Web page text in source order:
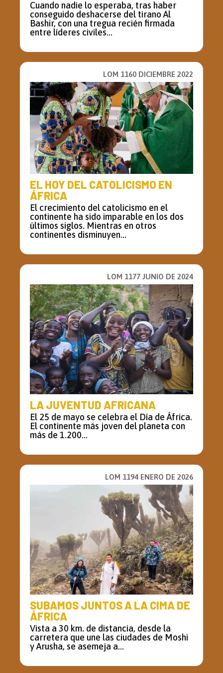
Cuando nadie lo esperaba, tras haber
conseguido deshacerse del tirano Al
Bashir, con una tregua recién firmada
entre líderes civiles...
LOM 1160 DICIEMBRE 2022
EL HOY DEL CATOLICISMO EN
ÁFRICA
El crecimiento del catolicismo en el
continente ha sido imparable en los dos
últimos siglos. Mientras en otros
continentes disminuyen...
LOM 1177 JUNIO DE 2024
LA JUVENTUD AFRICANA
El 25 de mayo se celebra el Día de África.
El continente más joven del planeta con
más de 1.200...
LOM 1194 ENERO DE 2026
SUBAMOS JUNTOS A LA CIMA DE
ÁFRICA
Vista a 30 km. de distancia, desde la
carretera que une las ciudades de Moshi
y Arusha, se asemeja a...